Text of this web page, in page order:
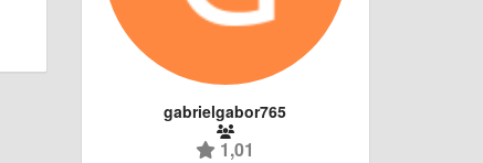
gabrielgabor765
1,01